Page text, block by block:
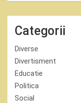
Categorii
Diverse
Divertisment
Educatie
Politica
Social